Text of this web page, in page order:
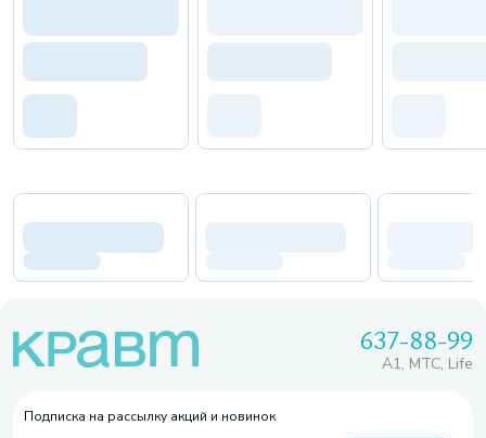
637-88-99
A1, МТС, Life
Подписка на рассылку акций и новинок